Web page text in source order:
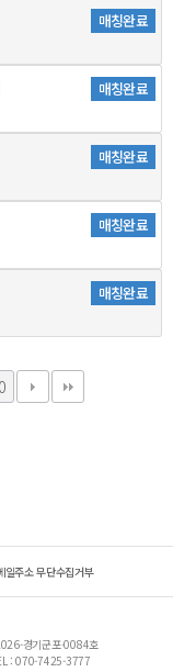
매칭완료
매칭완료
매칭완료
매칭완료
매칭완료
일주소 무단수집거부
경기군포-0084호
: 070-7425-3777